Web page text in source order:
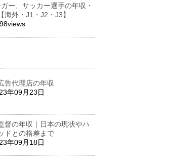
ー、サッカー選手の年収・
海外・J1・J2・J3】
告代理店の年収
年09月23日
督の年収｜日本の現状やハ
ドとの格差まで
年09月18日